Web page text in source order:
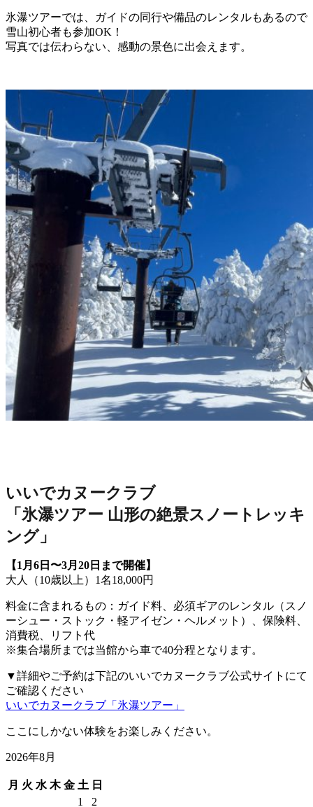
氷瀑ツアーでは、ガイドの同行や備品のレンタルもあるので
雪山初心者も参加OK！
写真では伝わらない、感動の景色に出会えます。
いいでカヌークラブ
「氷瀑ツアー 山形の絶景スノートレッキ
ング」
【1月6日〜3月20日まで開催】
大人（10歳以上）1名18,000円
料金に含まれるもの：ガイド料、必須ギアのレンタル（スノ
ーシュー・ストック・軽アイゼン・ヘルメット）、保険料、
消費税、リフト代
※集合場所までは当館から車で40分程となります。
▼詳細やご予約は下記のいいでカヌークラブ公式サイトにて
ご確認ください
いいでカヌークラブ「氷瀑ツアー」
ここにしかない体験をお楽しみください。
2026年8月
月 火 水 木 金 土 日
1
2